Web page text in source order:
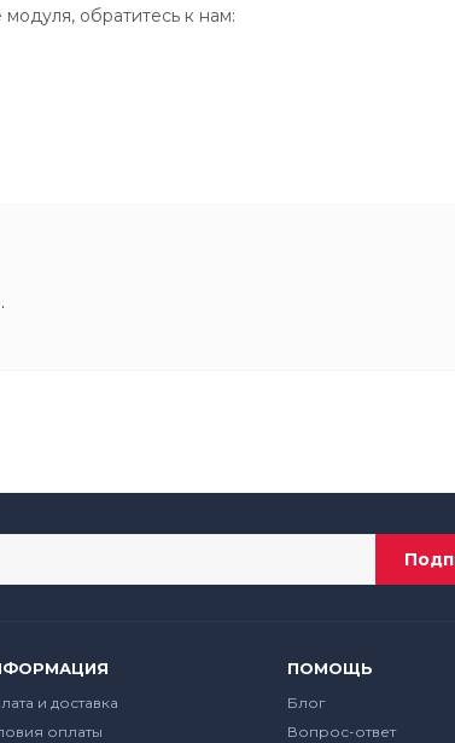
обратитесь к нам:
и доставка
оплаты
ПОМОЩЬ
Блог
Вопрос-ответ